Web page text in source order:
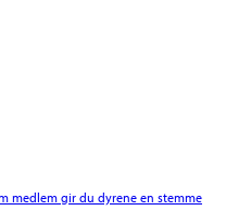
medlem gir du dyrene en stemme